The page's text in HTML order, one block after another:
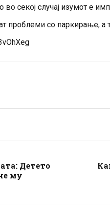
секој случај изумот е
проблеми со паркирање,
Детето
му